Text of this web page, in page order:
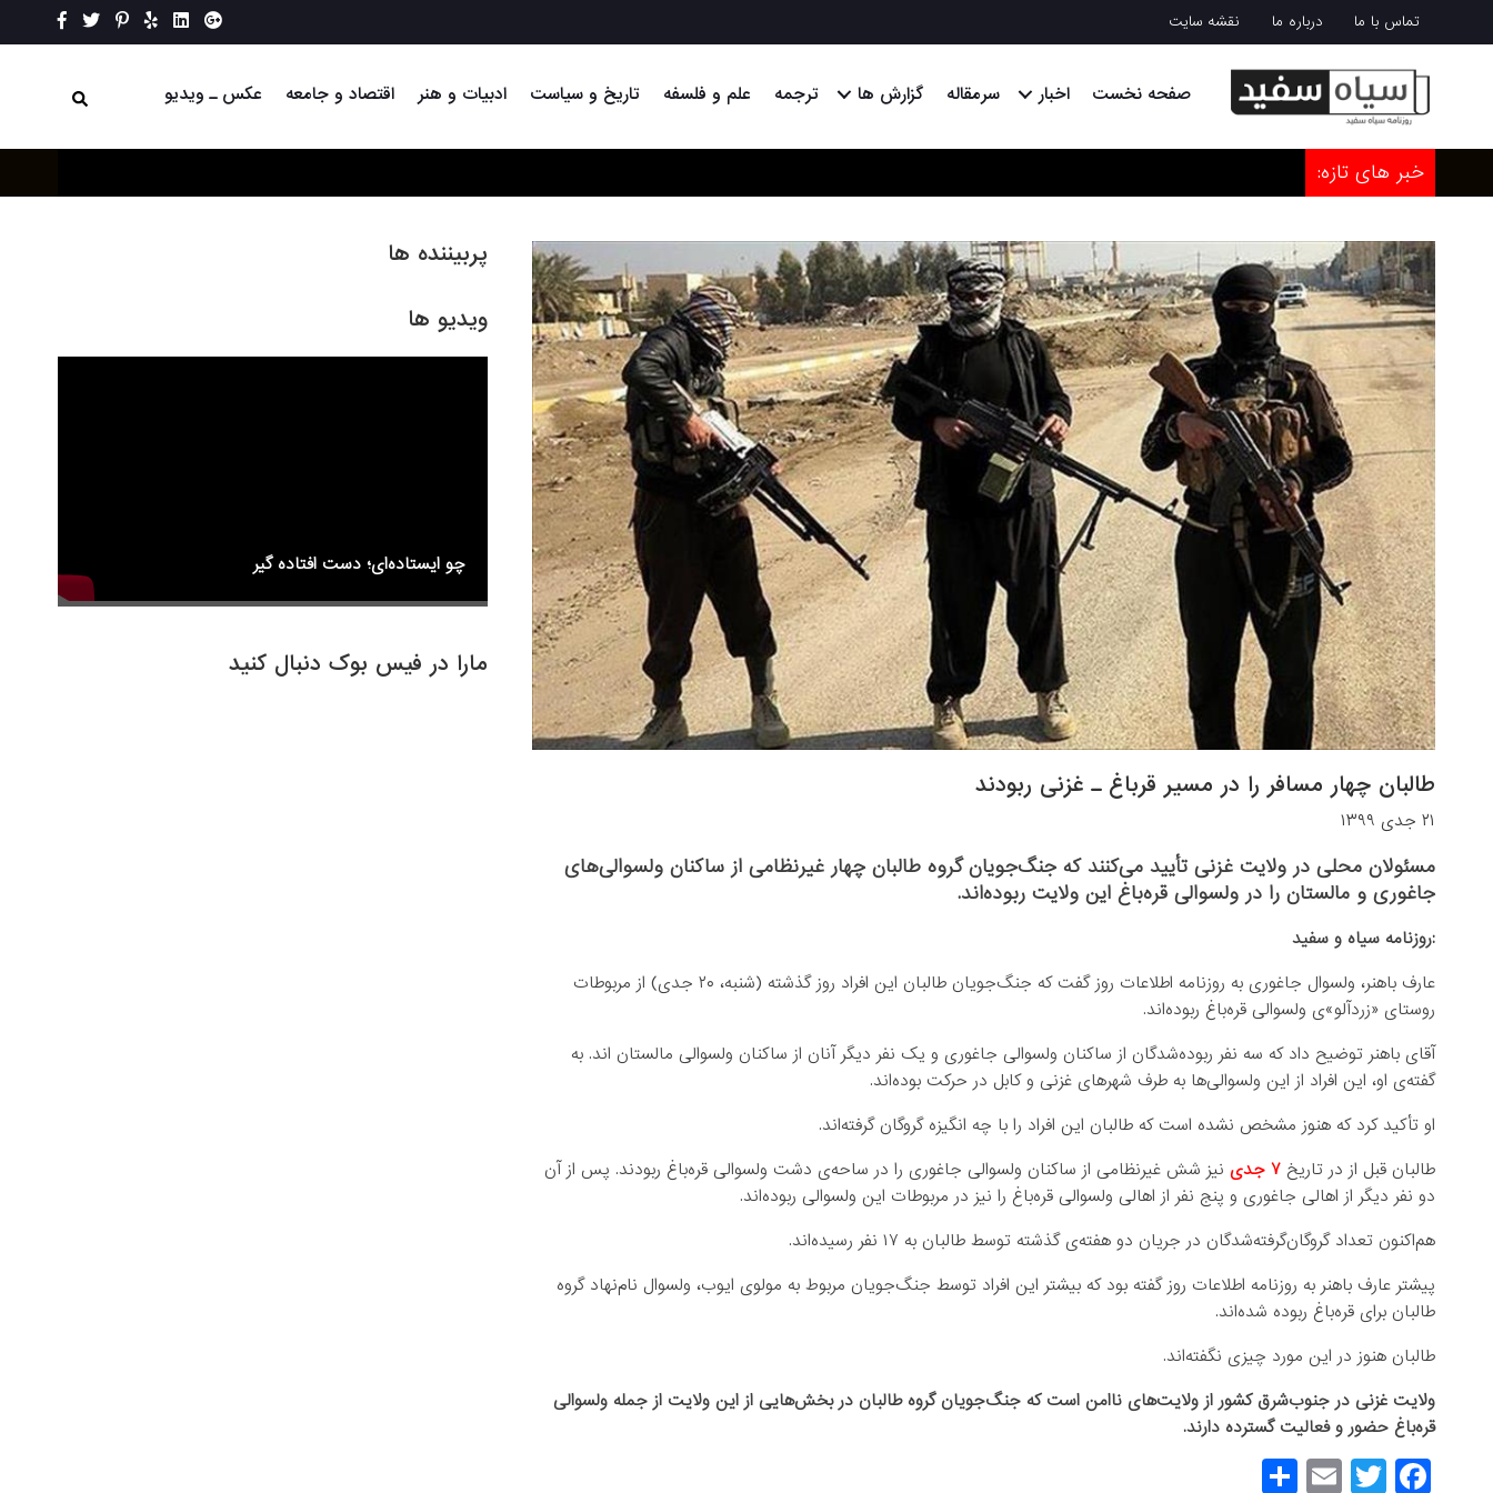
تماس با ما درباره ما نقشه سایت
صفحه نخست اخبار سرمقاله گزارش ها ترجمه علم و فلسفه تاریخ و سیاست ادبیات و هنر اقتصاد و جامعه عکس ـ ویدیو
خبر های تازه:
پربیننده ها
ویدیو ها
چو ایستاده‌ای؛ دست افتاده گیر
مارا در فیس بوک دنبال کنید
طالبان چهار مسافر را در مسیر قرباغ ـ غزنی ربودند
۲۱ جدی ۱۳۹۹
مسئولان محلی در ولایت غزنی تأیید می‌کنند که جنگ‌جویان گروه طالبان چهار غیرنظامی از ساکنان ولسوالی‌های
جاغوری و مالستان را در ولسوالی قره‌باغ این ولایت ربوده‌اند.
:روزنامه سیاه و سفید
عارف باهنر، ولسوال جاغوری به روزنامه اطلاعات روز گفت که جنگ‌جویان طالبان این افراد روز گذشته (شنبه، ۲۰ جدی) از مربوطات
روستای «زردآلو»ی ولسوالی قره‌باغ ربوده‌اند.
آقای باهنر توضیح داد که سه نفر ربوده‌شدگان از ساکنان ولسوالی جاغوری و یک نفر دیگر آنان از ساکنان ولسوالی مالستان اند. به
گفته‌ی او، این افراد از این ولسوالی‌ها به طرف شهر‌های غزنی و کابل در حرکت بوده‌اند.
او تأکید کرد که هنوز مشخص نشده است که طالبان این افراد را با چه انگیزه گروگان گرفته‌اند.
طالبان قبل از در تاریخ۷ جدی
نیز شش غیرنظامی از ساکنان ولسوالی جاغوری را در ساحه‌ی دشت ولسوالی قره‌باغ ربودند. پس از آن
دو نفر دیگر از اهالی جاغوری و پنج نفر از اهالی ولسوالی قره‌باغ را نیز در مربوطات این ولسوالی ربوده‌اند.
هم‌اکنون تعداد گروگان‌گرفته‌شدگان در جریان دو هفته‌ی گذشته توسط طالبان به ۱۷ نفر رسیده‌اند.
پیشتر عارف باهنر به روزنامه اطلاعات روز گفته بود که بیشتر این افراد توسط جنگ‌جویان مربوط به مولوی ایوب، ولسوال نام‌نهاد گروه
طالبان برای قره‌باغ ربوده شده‌اند.
طالبان هنوز در این مورد چیزی نگفته‌اند.
ولایت غزنی در جنوب‌شرق کشور از ولایت‌های ناامن است که جنگ‌جویان گروه طالبان در بخش‌هایی از این ولایت از جمله ولسوالی
قره‌باغ حضور و فعالیت گسترده دارند.
F
T
E